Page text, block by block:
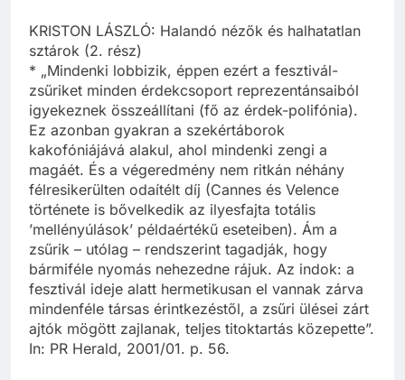
KRISTON LÁSZLÓ: Halandó nézők és halhatatlan
sztárok (2. rész)
* „Mindenki lobbizik, éppen ezért a fesztivál-
zsűriket minden érdekcsoport reprezentánsaiból
igyekeznek összeállítani (fő az érdek-polifónia).
Ez azonban gyakran a szekértáborok
kakofóniájává alakul, ahol mindenki zengi a
magáét. És a végeredmény nem ritkán néhány
félresikerülten odaítélt díj (Cannes és Velence
története is bővelkedik az ilyesfajta totális
’mellényúlások’ példaértékű eseteiben). Ám a
zsűrik – utólag – rendszerint tagadják, hogy
bármiféle nyomás nehezedne rájuk. Az indok: a
fesztivál ideje alatt hermetikusan el vannak zárva
mindenféle társas érintkezéstől, a zsűri ülései zárt
ajtók mögött zajlanak, teljes titoktartás közepette”.
In: PR Herald, 2001/01. p. 56.